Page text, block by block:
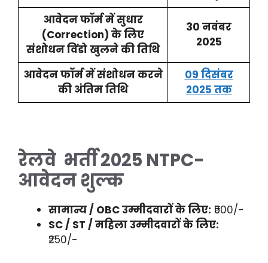
आवेदन फॉर्म में सुधार
(Correction) के लिए
संशोधन विंडो खुलने की तिथि
30 नवंबर
2025
आवेदन फॉर्म में संशोधन करने
की अंतिम तिथि
09 दिसंबर
2025 तक
रेलवे भर्ती 2025 NTPC-
आवेदन शुल्क
सामान्य / OBC उम्मीदवारों के लिए: ₹500/-
SC / ST / महिला उम्मीदवारों के लिए:
₹250/-